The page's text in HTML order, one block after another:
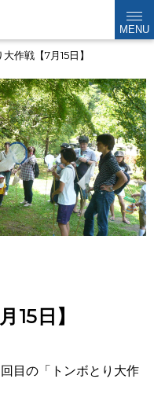
MENU
作戦【7月15日】
15日】
目の「トンボとり大作